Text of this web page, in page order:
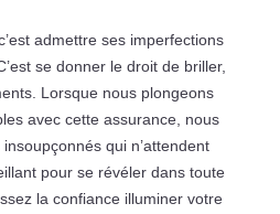
admettre ses imperfections
se donner le droit de briller,
Lorsque nous plongeons
avec cette assurance, nous
qui n’attendent
pour se révéler dans toute
la confiance illuminer votre